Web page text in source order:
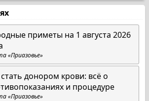
приметы на 1 августа 2026
«Приазовье»
донором крови: всё о
и процедуре
«Приазовье»